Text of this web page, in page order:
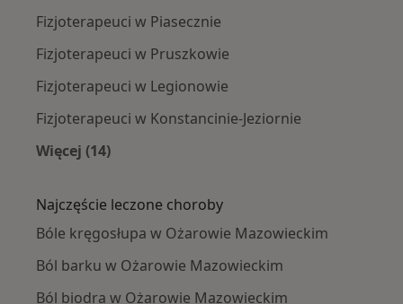
Fizjoterapeuci w Piasecznie
Fizjoterapeuci w Pruszkowie
Fizjoterapeuci w Legionowie
Fizjoterapeuci w Konstancinie-Jeziornie
Więcej (14)
Najczęście leczone choroby
Bóle kręgosłupa w Ożarowie Mazowieckim
Ból barku w Ożarowie Mazowieckim
Ból biodra w Ożarowie Mazowieckim